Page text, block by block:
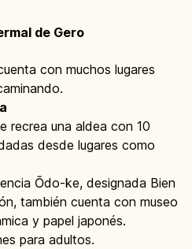
de Gero
con muchos lugares
recrea una aldea con 10
desde lugares como
Ōdo-ke, designada Bien
también cuenta con museo
y papel japonés.
para adultos.